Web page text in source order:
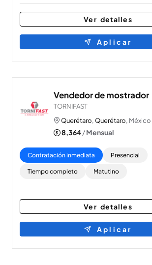
Ver detalles
Aplicar
Vendedor de mostrador
TORNIFAST
Querétaro, Querétaro, México
8,364/Mensual
Contratación inmediata Presencial
Tiempo completo Matutino
Ver detalles
Aplicar